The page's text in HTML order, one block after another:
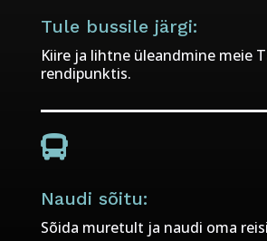
Tule bussile järgi:
Kiire ja lihtne üleandmine meie
rendipunktis.

Naudi sõitu:
Sõida muretult ja naudi oma